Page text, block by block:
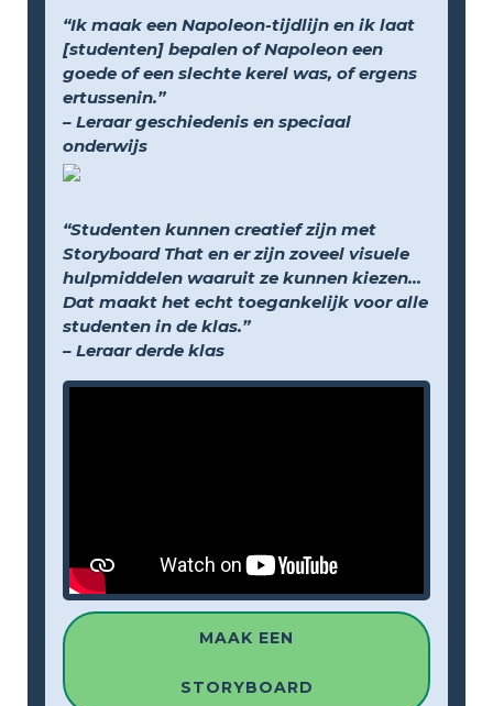
“Ik maak een Napoleon-tijdlijn en ik laat
[studenten] bepalen of Napoleon een
goede of een slechte kerel was, of ergens
ertussenin.”
– Leraar geschiedenis en speciaal
onderwijs
“Studenten kunnen creatief zijn met
Storyboard That en er zijn zoveel visuele
hulpmiddelen waaruit ze kunnen kiezen...
Dat maakt het echt toegankelijk voor alle
studenten in de klas.”
– Leraar derde klas
MAAK EEN
STORYBOARD